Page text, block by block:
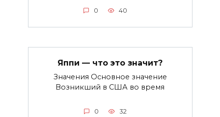
0 40
Яппи — что это значит?
Значения Основное значение
Возникший в США во время
0 32